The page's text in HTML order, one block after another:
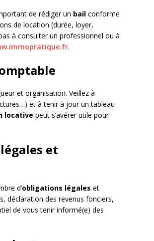
de rédiger un bail conforme
de location (durée, loyer,
à consulter un professionnel ou à
.
et organisation. Veillez à
et à tenir à jour un tableau
locative peut s’avérer utile pour
et
d’obligations légales et
déclaration des revenus fonciers,
de vous tenir informé(e) des